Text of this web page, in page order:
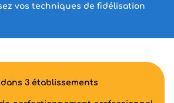
vos techniques de fidélisation
3 établissements